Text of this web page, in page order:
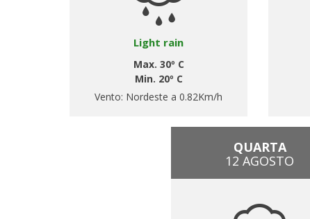
Light rain
Max. 30º C
Min. 20º C
Vento: Nordeste a 0.82Km/h
QUARTA
12 AGOSTO